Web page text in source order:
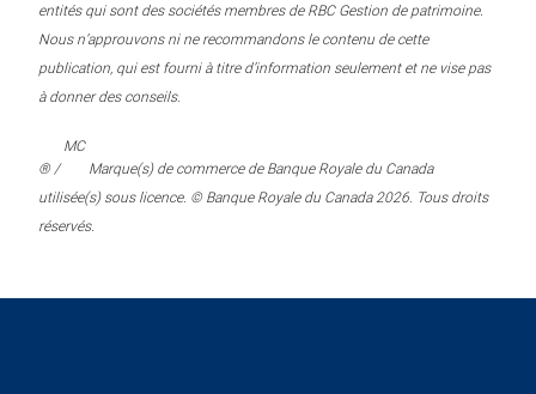
entités qui sont des sociétés membres de RBC Gestion de patrimoine.
Nous n’approuvons ni ne recommandons le contenu de cette
publication, qui est fourni à titre d’information seulement et ne vise pas
à donner des conseils.
® /
MC
Marque(s) de commerce de Banque Royale du Canada
utilisée(s) sous licence. © Banque Royale du Canada 2026. Tous droits
réservés.